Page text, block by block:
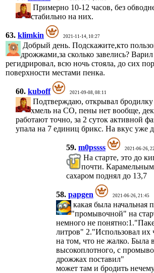
Примерно 10-12 часов, без
стабильно на них.
63. klimkin 2021-11-14, 10:27
Добрый день. Подскажите,кто
дрожжами,за сколько завелись?
регидрировал, всю ночь стояла, до сих
поверхности местами пенка.
60. kuboff 2021-09-08, 08:11
Подтверждаю, открывал бродилку
хмель на СО, пены нет вообще,
работают точно, за 2 суток активной
упала на 7 единиц брикс. На вкус уже
59. m0pssss 2021-06-26,
На старте, это до
почти.
сахаром поднял до 13,7
58. papgen 2021-06-26, 21:45
какая была начальная
"промывочной" на
немного не
литров" 2."Использовал их
на том, что не жалко. Была
высокоплотного, с
дрожжах поставил"
может там и бродить